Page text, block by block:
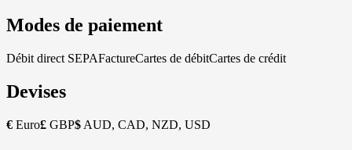
Modes de paiement
Débit direct SEPAFactureCartes de débitCartes de crédit
Devises
€ Euro£ GBP$ AUD, CAD, NZD, USD